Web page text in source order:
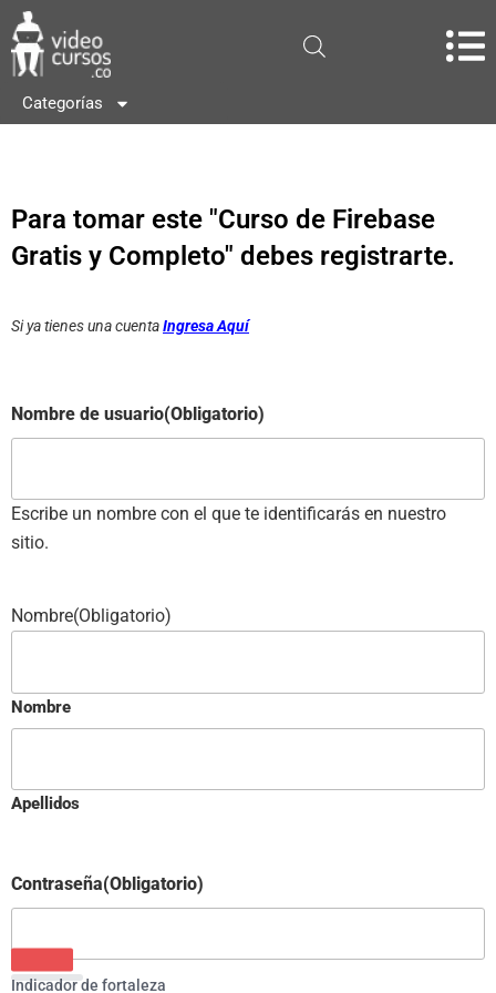
Categorías
Para tomar este "Curso de Firebase
Gratis y Completo" debes registrarte.
Si ya tienes una cuentaIngresa Aquí
Nombre de usuario(Obligatorio)
Escribe un nombre con el que te identificarás en nuestro
sitio.
Nombre(Obligatorio)
Nombre
Apellidos
Contraseña(Obligatorio)
Indicador de fortaleza